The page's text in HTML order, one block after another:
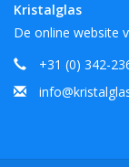
Kristalglas
De online website
+31 (0) 342-